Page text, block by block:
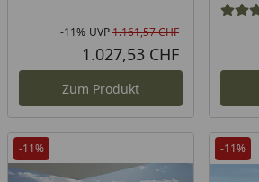
Rabatt in
-11% UVP1.161,57 CHF
1.027,53 CHF
Zum Produkt
-11% -11%